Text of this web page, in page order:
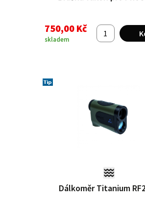
750,00 Kč
skladem
Dálkoměr Titanium